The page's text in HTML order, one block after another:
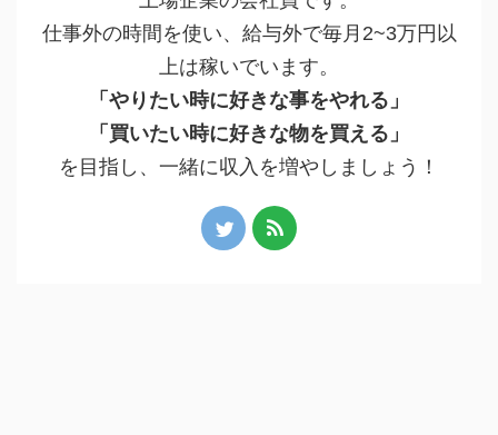
仕事外の時間を使い、給与外で毎月2~3万円以
上は稼いでいます。
「やりたい時に好きな事をやれる」
「買いたい時に好きな物を買える」
を目指し、一緒に収入を増やしましょう！